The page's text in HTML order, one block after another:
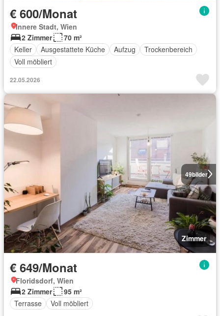
€ 600/Monat
Innere Stadt, Wien
2 Zimmer
70 m²
Keller
Ausgestattete Küche Aufzug
Trockenbereich
Voll möbliert
22.05.2026
49bilder
Zimmer
€ 649/Monat
Floridsdorf, Wien
2 Zimmer
95 m²
Terrasse
Voll möbliert